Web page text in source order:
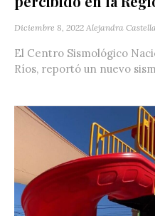
Diciembre 8, 2022 Alejandra
El Centro Sismológico
Ríos, reportó un nuevo